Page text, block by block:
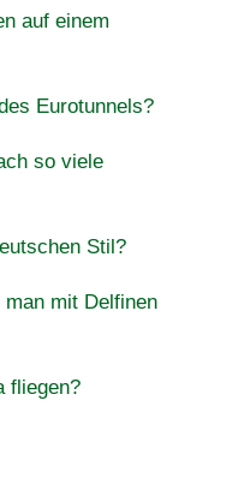
auf einem
Eurotunnels?
so viele
Stil?
mit Delfinen
fliegen?